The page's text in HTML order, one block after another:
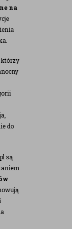
na
którzy
do
są